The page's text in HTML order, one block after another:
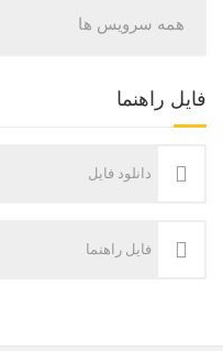
همه سرویس ها
فایل راهنما
دانلود فایل
فایل راهنما